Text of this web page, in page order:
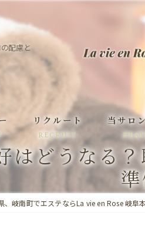
配慮と
リクルート
RECRUIT
当サロ
痩身
脱毛
はどうなる
、岐南町でエステならLa vie en Rose 岐阜